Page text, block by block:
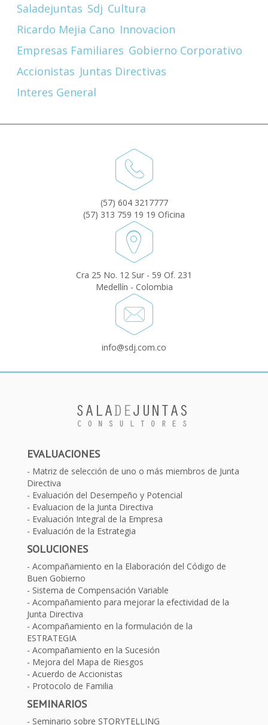
Saladejuntas Sdj Cultura
Ricardo Mejia Cano Innovacion
Empresas Familiares Gobierno Corporativo
Accionistas Juntas Directivas
Interes General
(57) 604 3217777
(57) 313 759 19 19 Oficina
Cra 25 No. 12 Sur - 59 Of. 231
Medellín - Colombia
info@sdj.com.co
EVALUACIONES
Matriz de selección de uno o más miembros de Junta
Directiva
Evaluación del Desempeño y Potencial
Evaluacion de la Junta Directiva
Evaluación Integral de la Empresa
Evaluación de la Estrategia
SOLUCIONES
Acompañamiento en la Elaboración del Código de
Buen Gobierno
Sistema de Compensación Variable
Acompañamiento para mejorar la efectividad de la
Junta Directiva
Acompañamiento en la formulación de la
ESTRATEGIA
Acompañamiento en la Sucesión
Mejora del Mapa de Riesgos
Acuerdo de Accionistas
Protocolo de Familia
SEMINARIOS
Seminario sobre STORYTELLING